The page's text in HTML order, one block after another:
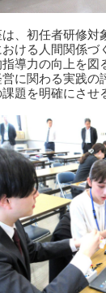
、初任者研修対
ける人間関係づ
導力の向上を図
に関わる実践の
題を明確にさせ